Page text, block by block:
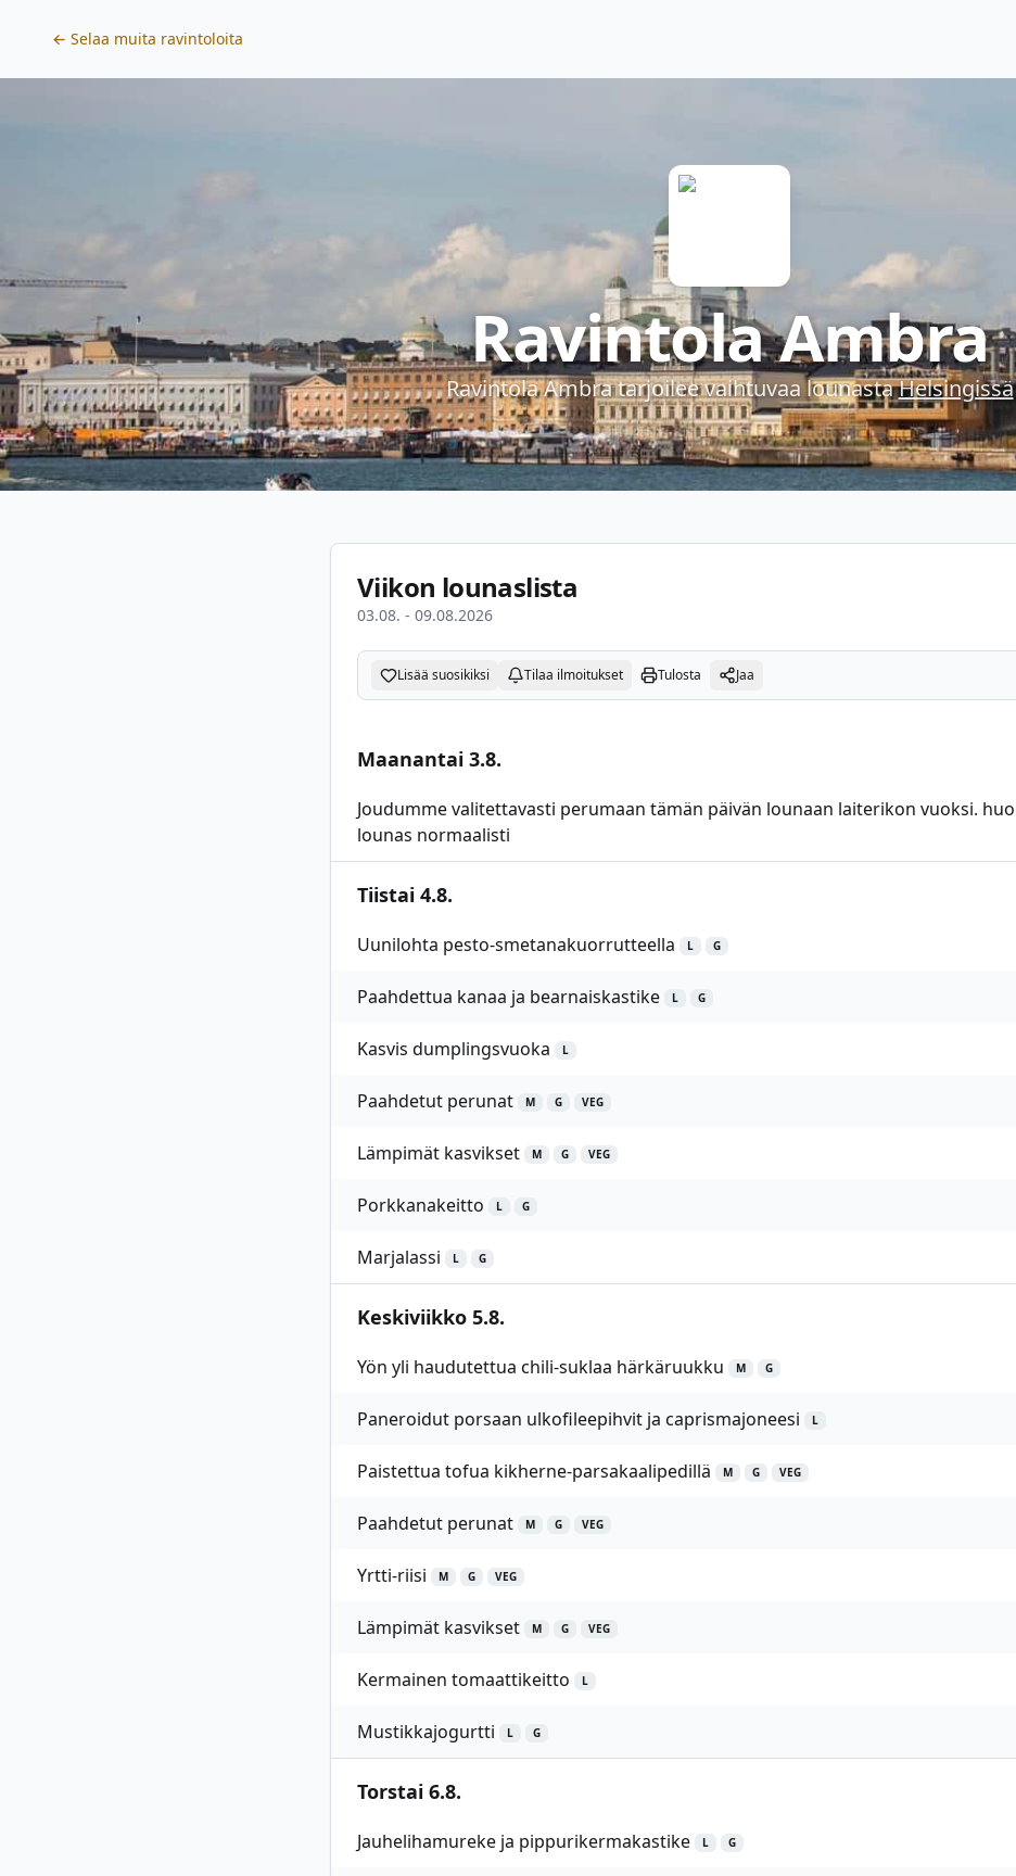
← Selaa muita ravintoloita
Ravintola Ambra
Ravintola Ambratarjoilee vaihtuvaa lounastaHelsingissä
Viikon lounaslista
03.08. - 09.08.2026
Lisää suosikiksi Tilaa ilmoitukset Tulosta Jaa
Maanantai 3.8.
Joudumme valitettavasti perumaan tämän päivän lounaan laiterikon vuoksi.
lounas normaalisti
Tiistai 4.8.
Uunilohta pesto-smetanakuorrutteella L G
Paahdettua kanaa ja bearnaiskastike L G
Kasvis dumplingsvuoka L
Paahdetut perunat M G VEG
Lämpimät kasvikset M G VEG
Porkkanakeitto L G
Marjalassi L G
Keskiviikko 5.8.
Yön yli haudutettua chili-suklaa härkäruukku M G
Paneroidut porsaan ulkofileepihvit ja caprismajoneesi L
Paistettua tofua kikherne-parsakaalipedillä M G VEG
Paahdetut perunat M G VEG
Yrtti-riisi M G VEG
Lämpimät kasvikset M G VEG
Kermainen tomaattikeitto L
Mustikkajogurtti L G
Torstai 6.8.
Jauhelihamureke ja pippurikermakastike L G